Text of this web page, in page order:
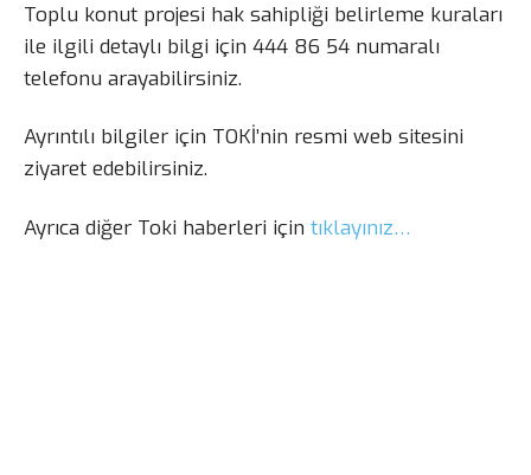
Toplu konut projesi hak sahipliği belirleme kuraları
ile ilgili detaylı bilgi için 444 86 54 numaralı
telefonu arayabilirsiniz.
Ayrıntılı bilgiler için TOKİ’nin resmi web sitesini
ziyaret edebilirsiniz.
Ayrıca diğer Toki haberleri için tıklayınız…